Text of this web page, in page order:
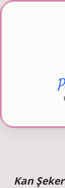
Kan